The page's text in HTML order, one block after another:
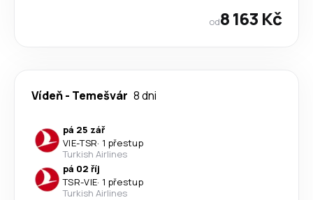
od8 163 Kč
Vídeň- Temešvár 8 dni
pá 25 zář
VIE-TSR· 1 přestup
Turkish Airlines
pá 02 říj
TSR-VIE· 1 přestup
Turkish Airlines